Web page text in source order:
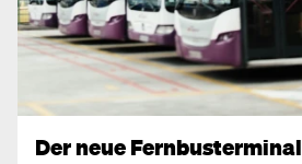
Der neue Fernbusterminal